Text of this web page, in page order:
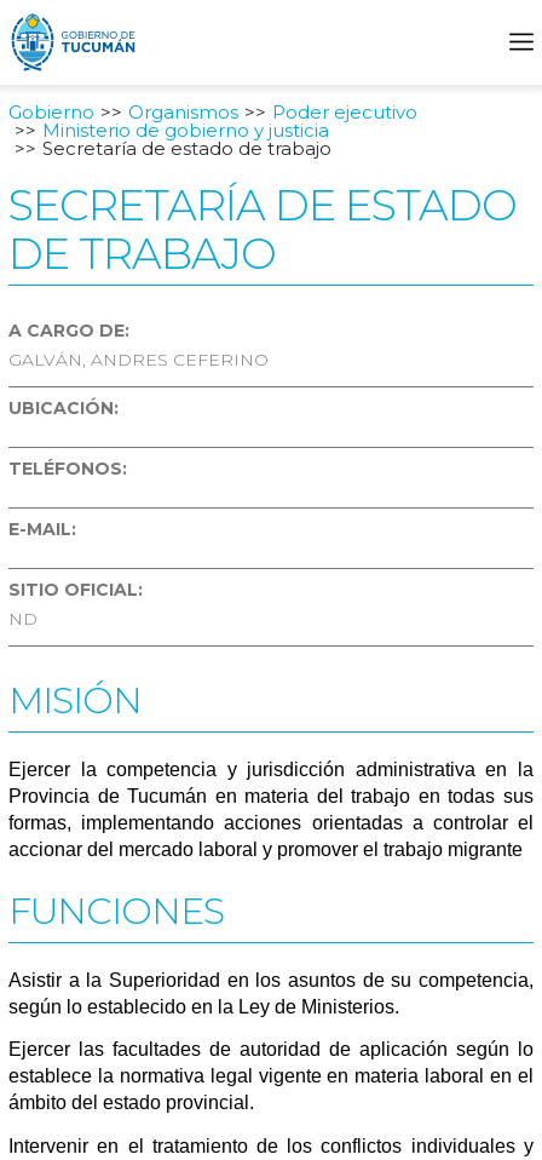
Gobierno Organismos Poder ejecutivo
Ministerio de gobierno y justicia
Secretaría de estado de trabajo
SECRETARÍA DE ESTADO
DE TRABAJO
A CARGO DE:
GALVÁN, ANDRES CEFERINO
UBICACIÓN:
TELÉFONOS:
E-MAIL:
SITIO OFICIAL:
ND
MISIÓN
Ejercer la competencia y jurisdicción administrativa en la
Provincia de Tucumán en materia del trabajo en todas sus
formas, implementando acciones orientadas a controlar el
accionar del mercado laboral y promover el trabajo migrante
FUNCIONES
Asistir a la Superioridad en los asuntos de su competencia,
según lo establecido en la Ley de Ministerios.
Ejercer las facultades de autoridad de aplicación según lo
establece la normativa legal vigente en materia laboral en el
ámbito del estado provincial.
Intervenir en el tratamiento de los conflictos individuales y